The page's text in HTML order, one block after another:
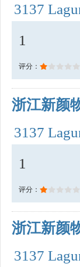
3137
1
评分：
浙江新颜
3137
1
评分：
浙江新颜
3137